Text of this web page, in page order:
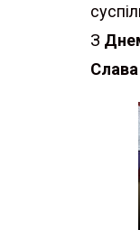
З
Слава